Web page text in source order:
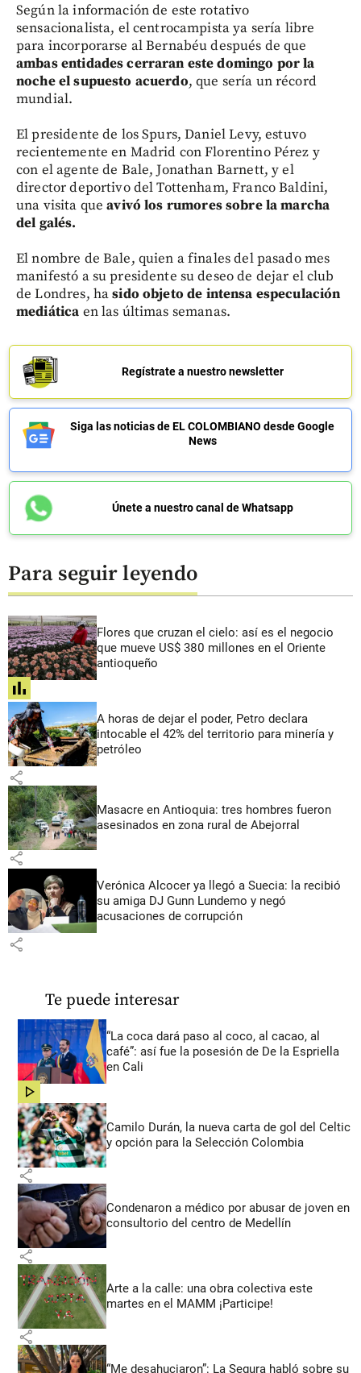
Según la información de este rotativo
sensacionalista, el centrocampista ya sería libre
para incorporarse al Bernabéu después de que
ambas entidades cerraran este domingo por la
noche el supuesto acuerdo, que sería un récord
mundial.
El presidente de los Spurs, Daniel Levy, estuvo
recientemente en Madrid con Florentino Pérez y
con el agente de Bale, Jonathan Barnett, y el
director deportivo del Tottenham, Franco Baldini,
una visita queavivó los rumores sobre la marcha
del galés.
El nombre de Bale, quien a finales del pasado mes
manifestó a su presidente su deseo de dejar el club
de Londres, hasido objeto de intensa especulación
mediática en las últimas semanas.
Regístrate a nuestro newsletter
Siga las noticias de EL COLOMBIANO desde Google
News
Únete a nuestro canal de Whatsapp
Para seguir leyendo
Flores que cruzan el cielo: así es el negocio
que mueve US$ 380 millones en el Oriente
antioqueño
share
A horas de dejar el poder, Petro declara
intocable el 42% del territorio para minería y
petróleo
share
Masacre en Antioquia: tres hombres fueron
asesinados en zona rural de Abejorral
share
Verónica Alcocer ya llegó a Suecia: la recibió
su amiga DJ Gunn Lundemo y negó
acusaciones de corrupción
share
Te puede interesar
“La coca dará paso al coco, al cacao, al
café”: así fue la posesión de De la Espriella
en Cali
share
Camilo Durán, la nueva carta de gol del Celtic
y opción para la Selección Colombia
share
Condenaron a médico por abusar de joven en
consultorio del centro de Medellín
share
Arte a la calle: una obra colectiva este
martes en el MAMM ¡Participe!
share
“Me desahuciaron”: La Segura habló sobre su